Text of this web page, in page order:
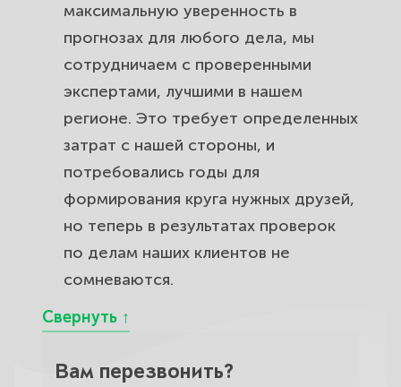
максимальную уверенность в
прогнозах для любого дела, мы
сотрудничаем с проверенными
экспертами, лучшими в нашем
регионе. Это требует определенных
затрат с нашей стороны, и
потребовались годы для
формирования круга нужных друзей,
но теперь в результатах проверок
по делам наших клиентов не
сомневаются.
Вам перезвонить?